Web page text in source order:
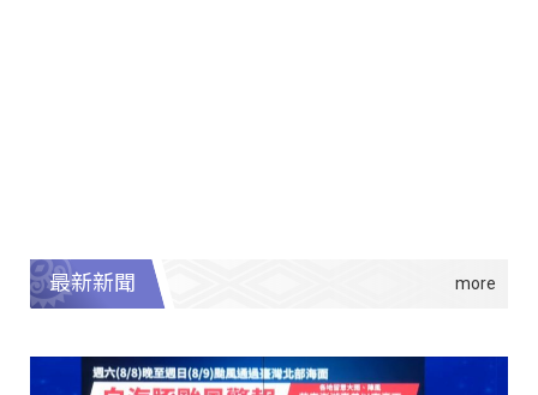
最新新聞